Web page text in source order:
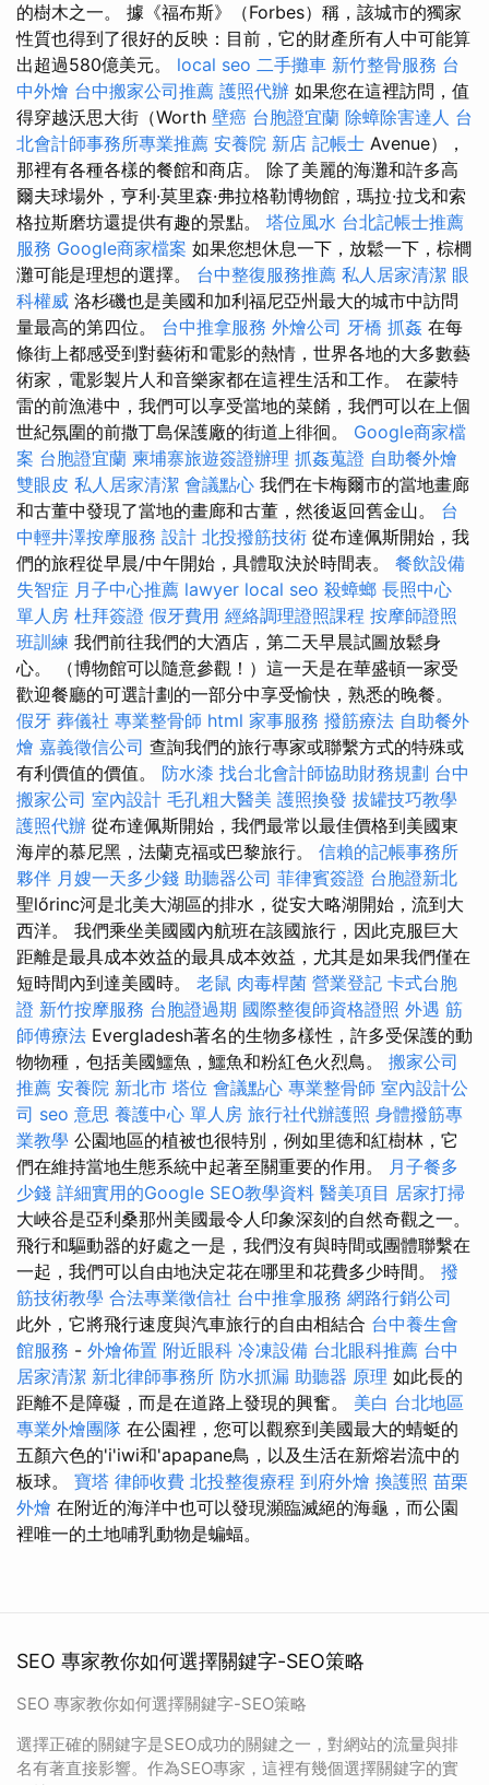
的樹木之一。 據《福布斯》（Forbes）稱，該城市的獨家
性質也得到了很好的反映：目前，它的財產所有人中可能算
出超過580億美元。 local seo 二手攤車 新竹整骨服務 台
中外燴 台中搬家公司推薦 護照代辦 如果您在這裡訪問，值
得穿越沃思大街（Worth 壁癌 台胞證宜蘭 除蟑除害達人 台
北會計師事務所專業推薦 安養院 新店 記帳士 Avenue），
那裡有各種各樣的餐館和商店。 除了美麗的海灘和許多高
爾夫球場外，亨利·莫里森·弗拉格勒博物館，瑪拉·拉戈和索
格拉斯磨坊還提供有趣的景點。 塔位風水 台北記帳士推薦
服務 Google商家檔案 如果您想休息一下，放鬆一下，棕櫚
灘可能是理想的選擇。 台中整復服務推薦 私人居家清潔 眼
科權威 洛杉磯也是美國和加利福尼亞州最大的城市中訪問
量最高的第四位。 台中推拿服務 外燴公司 牙橋 抓姦 在每
條街上都感受到對藝術和電影的熱情，世界各地的大多數藝
術家，電影製片人和音樂家都在這裡生活和工作。 在蒙特
雷的前漁港中，我們可以享受當地的菜餚，我們可以在上個
世紀氛圍的前撒丁島保護廠的街道上徘徊。 Google商家檔
案 台胞證宜蘭 柬埔寨旅遊簽證辦理 抓姦蒐證 自助餐外燴
雙眼皮 私人居家清潔 會議點心 我們在卡梅爾市的當地畫廊
和古董中發現了當地的畫廊和古董，然後返回舊金山。 台
中輕井澤按摩服務 設計 北投撥筋技術 從布達佩斯開始，我
們的旅程從早晨/中午開始，具體取決於時間表。 餐飲設備
失智症 月子中心推薦 lawyer local seo 殺蟑螂 長照中心
單人房 杜拜簽證 假牙費用 經絡調理證照課程 按摩師證照
班訓練 我們前往我們的大酒店，第二天早晨試圖放鬆身
心。 （博物館可以隨意參觀！）這一天是在華盛頓一家受
歡迎餐廳的可選計劃的一部分中享受愉快，熟悉的晚餐。
假牙 葬儀社 專業整骨師 html 家事服務 撥筋療法 自助餐外
燴 嘉義徵信公司 查詢我們的旅行專家或聯繫方式的特殊或
有利價值的價值。 防水漆 找台北會計師協助財務規劃 台中
搬家公司 室內設計 毛孔粗大醫美 護照換發 拔罐技巧教學
護照代辦 從布達佩斯開始，我們最常以最佳價格到美國東
海岸的慕尼黑，法蘭克福或巴黎旅行。 信賴的記帳事務所
夥伴 月嫂一天多少錢 助聽器公司 菲律賓簽證 台胞證新北
聖lőrinc河是北美大湖區的排水，從安大略湖開始，流到大
西洋。 我們乘坐美國國內航班在該國旅行，因此克服巨大
距離是最具成本效益的最具成本效益，尤其是如果我們僅在
短時間內到達美國時。 老鼠 肉毒桿菌 營業登記 卡式台胞
證 新竹按摩服務 台胞證過期 國際整復師資格證照 外遇 筋
師傅療法 Evergladesh著名的生物多樣性，許多受保護的動
物物種，包括美國鱷魚，鱷魚和粉紅色火烈鳥。 搬家公司
推薦 安養院 新北市 塔位 會議點心 專業整骨師 室內設計公
司 seo 意思 養護中心 單人房 旅行社代辦護照 身體撥筋專
業教學 公園地區的植被也很特別，例如里德和紅樹林，它
們在維持當地生態系統中起著至關重要的作用。 月子餐多
少錢 詳細實用的Google SEO教學資料 醫美項目 居家打掃
大峽谷是亞利桑那州美國最令人印象深刻的自然奇觀之一。
飛行和驅動器的好處之一是，我們沒有與時間或團體聯繫在
一起，我們可以自由地決定花在哪里和花費多少時間。 撥
筋技術教學 合法專業徵信社 台中推拿服務 網路行銷公司
此外，它將飛行速度與汽車旅行的自由相結合 台中養生會
館服務 - 外燴佈置 附近眼科 冷凍設備 台北眼科推薦 台中
居家清潔 新北律師事務所 防水抓漏 助聽器 原理 如此長的
距離不是障礙，而是在道路上發現的興奮。 美白 台北地區
專業外燴團隊 在公園裡，您可以觀察到美國最大的蜻蜓的
五顏六色的'i'iwi和'apapane鳥，以及生活在新熔岩流中的
板球。 寶塔 律師收費 北投整復療程 到府外燴 換護照 苗栗
外燴 在附近的海洋中也可以發現瀕臨滅絕的海龜，而公園
裡唯一的土地哺乳動物是蝙蝠。
SEO 專家教你如何選擇關鍵字-SEO策略
SEO 專家教你如何選擇關鍵字-SEO策略
選擇正確的關鍵字是SEO成功的關鍵之一，對網站的流量與排
名有著直接影響。作為SEO專家，這裡有幾個選擇關鍵字的實